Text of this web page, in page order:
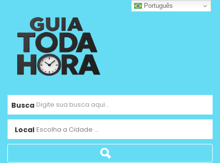
Busca
Local Escolha a Cidade ...
Português